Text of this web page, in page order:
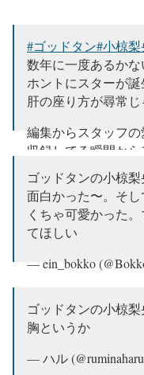
#ゴッドタン#小椋梨
数年に一度あるか
ホントにスターが
肝の座り方が尋常
編集からスタッフの
収録してる瞬間か
まさかM-1、R-1覇
代いるなんてな
もう数回みるわ
ゴッドタンの小椋
面白かった〜。そ
くちゃ可愛かった
てほしい
— ein_bokko
ゴッドタンの小椋
胸というか
— ハル